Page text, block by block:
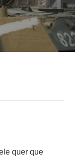
quer que